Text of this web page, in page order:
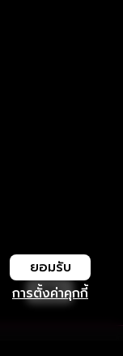
การตั้งค่าคุกกี้
ยอมรับ
เปิด